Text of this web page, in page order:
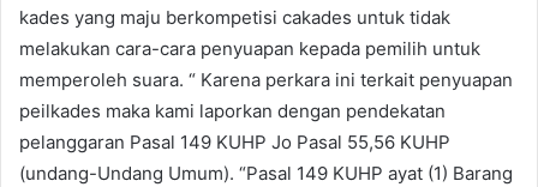
kades yang maju berkompetisi cakades untuk tidak
melakukan cara-cara penyuapan kepada pemilih untuk
memperoleh suara. “ Karena perkara ini terkait penyuapan
peilkades maka kami laporkan dengan pendekatan
pelanggaran Pasal 149 KUHP Jo Pasal 55,56 KUHP
(undang-Undang Umum). “Pasal 149 KUHP ayat (1) Barang